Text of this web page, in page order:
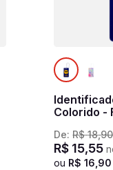
Colorido -
De:R$ 18,90
R$ 15,55
ou R$ 16 90